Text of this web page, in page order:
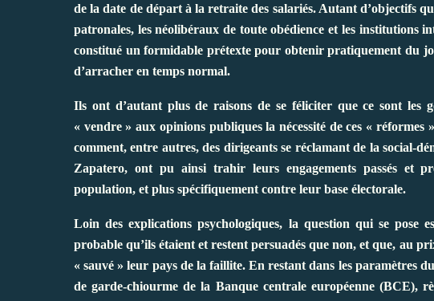
de la date de départ à la retraite des salariés. Autant d’objectifs
patronales, les néolibéraux de toute obédience et les institutions
constitué un formidable prétexte pour obtenir pratiquement du
d’arracher en temps normal.
Ils ont d’autant plus de raisons de se féliciter que ce sont les
« vendre » aux opinions publiques la nécessité de ces «
comment, entre autres, des dirigeants se réclamant de la social-
Zapatero, ont pu ainsi trahir leurs engagements passés et
population, et plus spécifiquement contre leur base électorale.
Loin des explications psychologiques, la question qui se pose
probable qu’ils étaient et restent persuadés que non, et que, au
« sauvé » leur pays de la faillite. En restant dans les paramètres
de garde-chiourme de la Banque centrale européenne (BCE),